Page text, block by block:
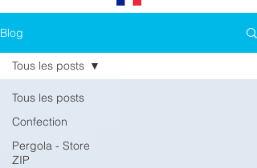
Blog
Tous les posts
Confection
Pergola - Store
ZIP
Tous les posts